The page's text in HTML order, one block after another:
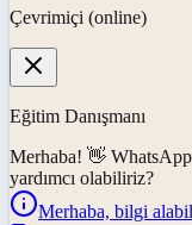
Çevrimiçi (online)
Eğitim Danışmanı
Merhaba! 👋
yardımcı olabiliriz?
Merhaba, bilgi